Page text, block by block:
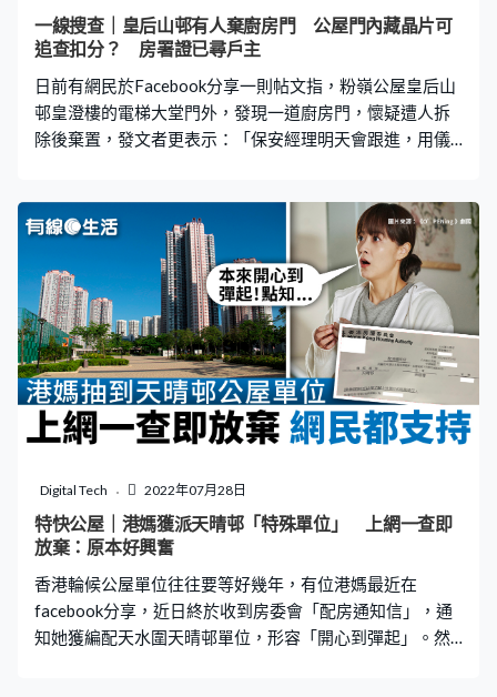
免費索取申請表，亦可於房委會網站下載並列印出來。填
妥申請表後，要連同有關證明文件和聲明書，一併寄回或
一線搜查｜皇后山邨有人棄廚房門 公屋門內藏晶片可
追查扣分？ 房署證已尋戶主
日前有網民於Facebook分享一則帖文指，粉嶺公屋皇后山
邨皇澄樓的電梯大堂門外，發現一道廚房門，懷疑遭人拆
除後棄置，發文者更表示：「保安經理明天會跟進，用儀
屋資格。到底公屋住戶拆除廚房門的後果是怎樣？《有線
生活》就此事以電郵向房屋署查詢並得到回覆。 廚房防火
門被棄大堂門口 有網民於10月24日在FB群組「皇后山之
友」分享一則帖文，從附上的照片所見，一道疑被拆除的
白色廚房防火門，被棄於大堂門口外：「邊個咁夠薑？拆
廚房門呢！保安話經理明天會跟進，用儀器一掃個晶片就
知乜單位！」 網民：拆門違租約應被收回單位 有網民認
為，隨便棄置廚房門行為，等同拋棄垃圾，該住戶需被扣
減5分，甚至違反公屋合約，應被取消資格和收回單位。但
會被罰；有人就指不管違約與否，都不應將一道門隨便棄
置，非常沒有公德心。 房屋署指引：廚房門不准許改動或
拆除 究竟公屋廚房門可否拆除？根據2017年申訴專員公署
顯示，房屋署編配給租戶的
Digital Tech 2022年07月28日
特快公屋｜港媽獲派天晴邨「特殊單位」 上網一查即
放棄：原本好興奮
香港輪候公屋單位往往要等好幾年，有位港媽最近在
facebook分享，近日終於收到房委會「配房通知信」，通
知她獲編配天水圍天晴邨單位，形容「開心到彈起」。然